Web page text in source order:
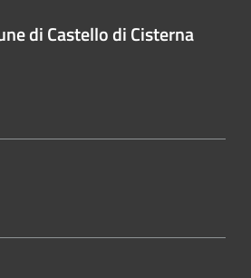
di Castello di Cisterna